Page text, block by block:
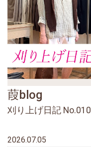
葭blog
刈り上げ日記 No.010
2026.07.05